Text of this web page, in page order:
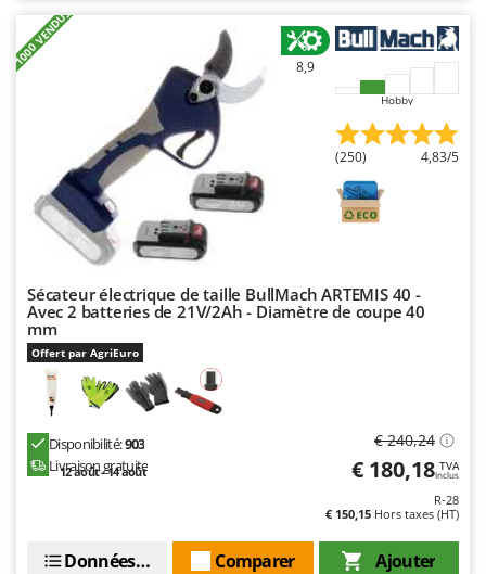
Wortex
Yard Force
Zanon
Zephir
ZGrills
Zodiac
Zomax
+1000 VENDUS 8,9
Hobby
(250) 4,83/5
Sécateur électrique de taille BullMach ARTEMIS 40 -
Avec 2 batteries de 21V/2Ah - Diamètre de coupe 40
mm
Offert par AgriEuro
Disponibilité:903
Livraison gratuite
12 août - 14 août
€ 240,24
€ 180,18 TVA
Inclus
R-28
€ 150,15 Hors taxes (HT)
Ajouter
Comparer
Données techniques